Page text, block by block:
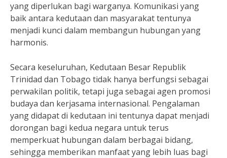
yang diperlukan bagi warganya. Komunikasi yang
baik antara kedutaan dan masyarakat tentunya
menjadi kunci dalam membangun hubungan yang
harmonis.
Secara keseluruhan, Kedutaan Besar Republik
Trinidad dan Tobago tidak hanya berfungsi sebagai
perwakilan politik, tetapi juga sebagai agen promosi
budaya dan kerjasama internasional. Pengalaman
yang didapat di kedutaan ini tentunya dapat menjadi
dorongan bagi kedua negara untuk terus
memperkuat hubungan dalam berbagai bidang,
sehingga memberikan manfaat yang lebih luas bagi